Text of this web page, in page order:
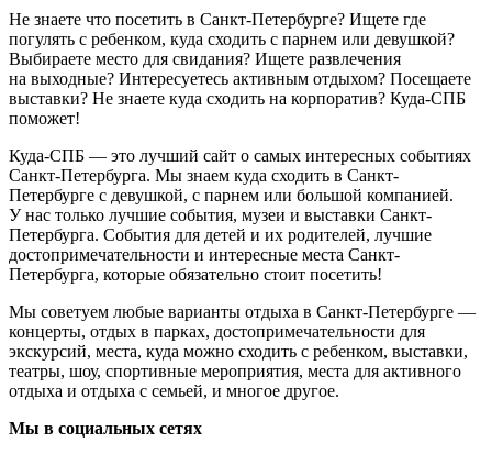
Не знаете что посетить в Санкт-Петербурге? Ищете где
погулять с ребенком, куда сходить с парнем или девушкой?
Выбираете место для свидания? Ищете развлечения
на выходные? Интересуетесь активным отдыхом? Посещаете
выставки? Не знаете куда сходить на корпоратив? Куда-СПБ
поможет!
Куда-СПБ — это лучший сайт о самых интересных событиях
Санкт-Петербурга. Мы знаем куда сходить в Санкт-
Петербурге с девушкой, с парнем или большой компанией.
У нас только лучшие события, музеи и выставки Санкт-
Петербурга. События для детей и их родителей, лучшие
достопримечательности и интересные места Санкт-
Петербурга, которые обязательно стоит посетить!
Мы советуем любые варианты отдыха в Санкт-Петербурге —
концерты, отдых в парках, достопримечательности для
экскурсий, места, куда можно сходить с ребенком, выставки,
театры, шоу, спортивные мероприятия, места для активного
отдыха и отдыха с семьей, и многое другое.
Мы в социальных сетях